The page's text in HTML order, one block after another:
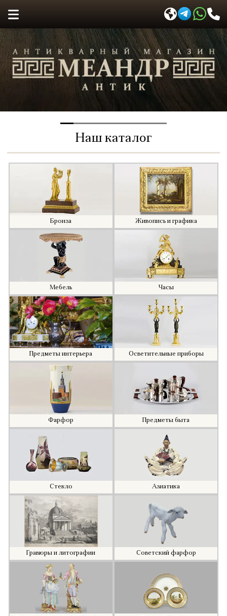
Антикварный магазин Меандр-Антик
Наш каталог
Бронза Живопись и графика
Мебель Часы
Предметы интерьера Осветительные приборы
Фарфор Предметы быта
Стекло Азиатика
Гравюры и литографии Советский фарфор